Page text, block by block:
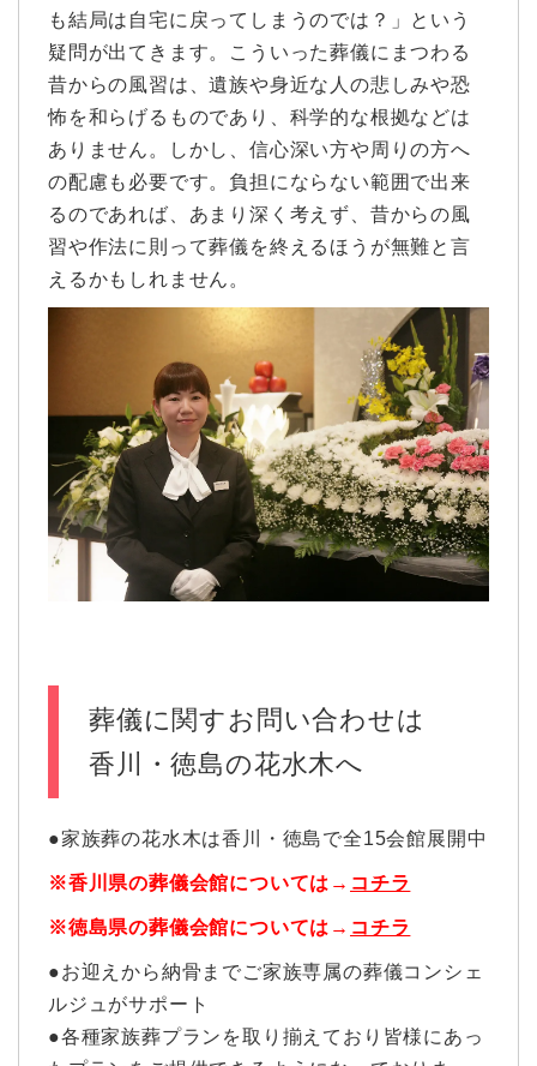
も結局は自宅に戻ってしまうのでは？」という
疑問が出てきます。こういった葬儀にまつわる
昔からの風習は、遺族や身近な人の悲しみや恐
怖を和らげるものであり、科学的な根拠などは
ありません。しかし、信心深い方や周りの方へ
の配慮も必要です。負担にならない範囲で出来
るのであれば、あまり深く考えず、昔からの風
習や作法に則って葬儀を終えるほうが無難と言
えるかもしれません。
葬儀に関すお問い合わせは
香川・徳島の花水木へ
●家族葬の花水木は香川・徳島で全15会館展開中
※香川県の葬儀会館については→ コチラ
※徳島県の葬儀会館については→ コチラ
●お迎えから納骨までご家族専属の葬儀コンシェ
ルジュがサポート
●各種家族葬プランを取り揃えており皆様にあっ